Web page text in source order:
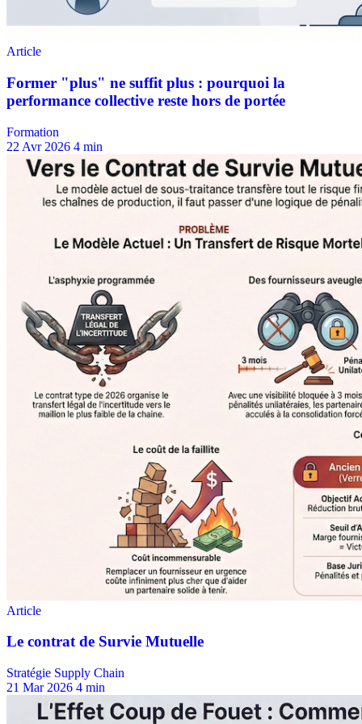
Formation
22 Avr 2026 4 min
Stratégie Supply Chain
21 Mar 2026 4 min